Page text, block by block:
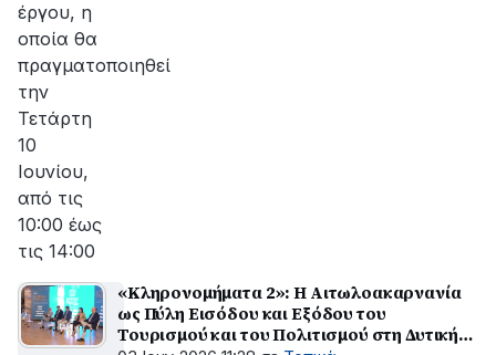
έργου, η
οποία θα
πραγματοποιηθεί
την
Τετάρτη
10
Ιουνίου,
από τις
10:00 έως
τις 14:00
«Κληρονομήματα 2»: Η Αιτωλοακαρνανία
ως Πύλη Εισόδου και Εξόδου του
Τουρισμού και του Πολιτισμού στη Δυτική